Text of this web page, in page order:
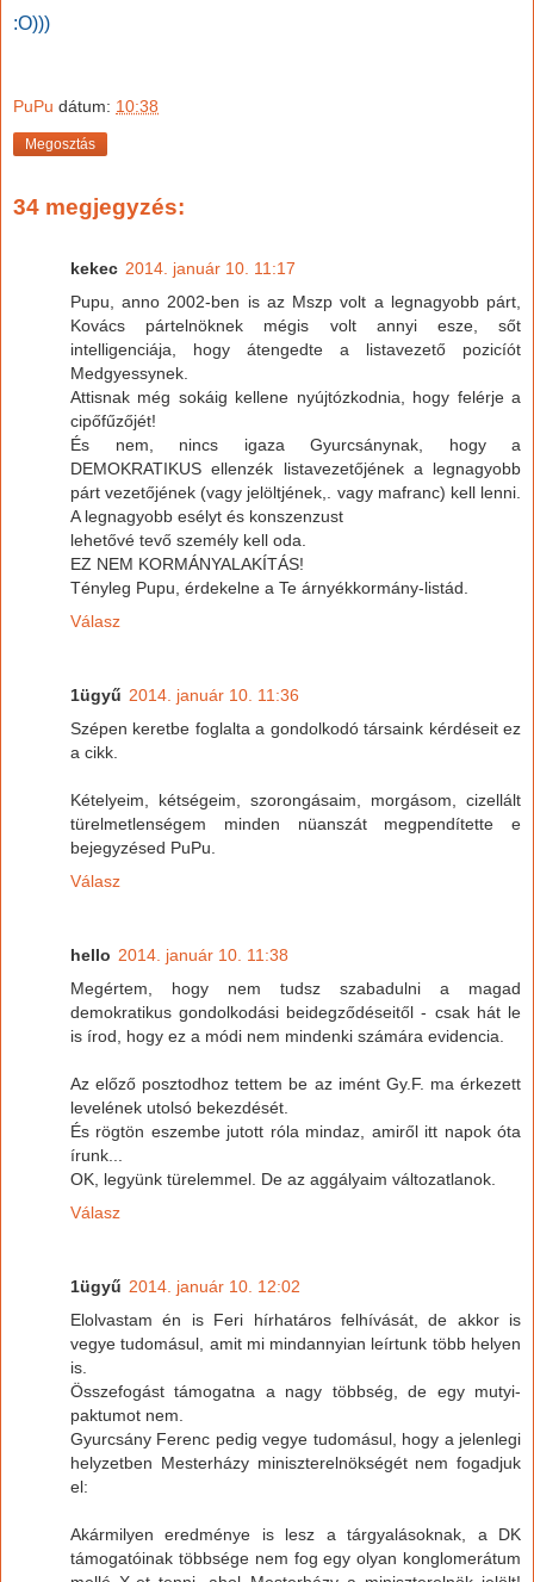
:O)))
PuPu dátum: 10:38
Megosztás
34 megjegyzés:
kekec 2014. január 10. 11:17
Pupu, anno 2002-ben is az Mszp volt a legnagyobb párt,
Kovács pártelnöknek mégis volt annyi esze, sőt
intelligenciája, hogy átengedte a listavezető pozicíót
Medgyessynek.
Attisnak még sokáig kellene nyújtózkodnia, hogy felérje a
cipőfűzőjét!
És nem, nincs igaza Gyurcsánynak, hogy a
DEMOKRATIKUS ellenzék listavezetőjének a legnagyobb
párt vezetőjének (vagy jelöltjének,. vagy mafranc) kell lenni.
A legnagyobb esélyt és konszenzust
lehetővé tevő személy kell oda.
EZ NEM KORMÁNYALAKÍTÁS!
Tényleg Pupu, érdekelne a Te árnyékkormány-listád.
Válasz
1ügyű 2014. január 10. 11:36
Szépen keretbe foglalta a gondolkodó társaink kérdéseit ez
a cikk.
Kételyeim, kétségeim, szorongásaim, morgásom, cizellált
türelmetlenségem minden nüanszát megpendítette e
bejegyzésed PuPu.
Válasz
hello 2014. január 10. 11:38
Megértem, hogy nem tudsz szabadulni a magad
demokratikus gondolkodási beidegződéseitől - csak hát le
is írod, hogy ez a módi nem mindenki számára evidencia.
Az előző posztodhoz tettem be az imént Gy.F. ma érkezett
levelének utolsó bekezdését.
És rögtön eszembe jutott róla mindaz, amiről itt napok óta
írunk...
OK, legyünk türelemmel. De az aggályaim változatlanok.
Válasz
1ügyű 2014. január 10. 12:02
Elolvastam én is Feri hírhatáros felhívását, de akkor is
vegye tudomásul, amit mi mindannyian leírtunk több helyen
is.
Összefogást támogatna a nagy többség, de egy mutyi-
paktumot nem.
Gyurcsány Ferenc pedig vegye tudomásul, hogy a jelenlegi
helyzetben Mesterházy miniszterelnökségét nem fogadjuk
el:
Akármilyen eredménye is lesz a tárgyalásoknak, a DK
támogatóinak többsége nem fog egy olyan konglomerátum